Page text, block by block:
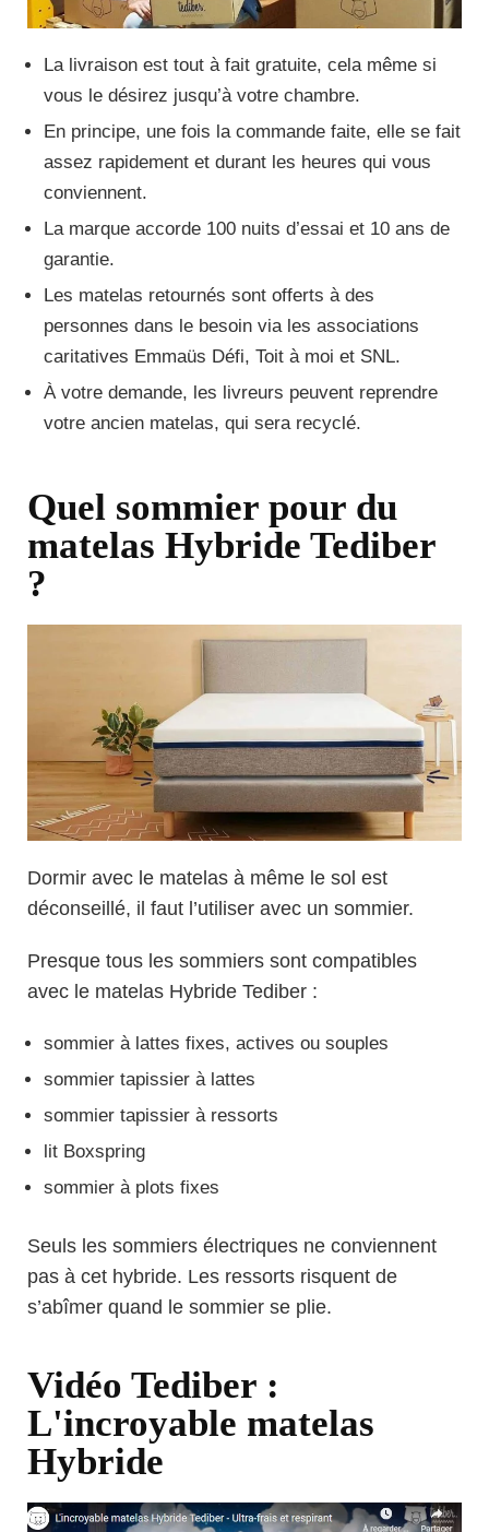
La livraison est tout à fait gratuite, cela même si
vous le désirez jusqu’à votre chambre.
En principe, une fois la commande faite, elle se fait
assez rapidement et durant les heures qui vous
conviennent.
La marque accorde 100 nuits d’essai et 10 ans de
garantie.
Les matelas retournés sont offerts à des
personnes dans le besoin via les associations
caritatives Emmaüs Défi, Toit à moi et SNL.
À votre demande, les livreurs peuvent reprendre
votre ancien matelas, qui sera recyclé.
Quel sommier pour du
matelas Hybride Tediber
?
Dormir avec le matelas à même le sol est
déconseillé, il faut l’utiliser avec un sommier.
Presque tous les sommiers sont compatibles
avec le matelas Hybride Tediber :
sommier à lattes fixes, actives ou souples
sommier tapissier à lattes
sommier tapissier à ressorts
lit Boxspring
sommier à plots fixes
Seuls les sommiers électriques ne conviennent
pas à cet hybride. Les ressorts risquent de
s’abîmer quand le sommier se plie.
Vidéo Tediber :
L'incroyable matelas
Hybride